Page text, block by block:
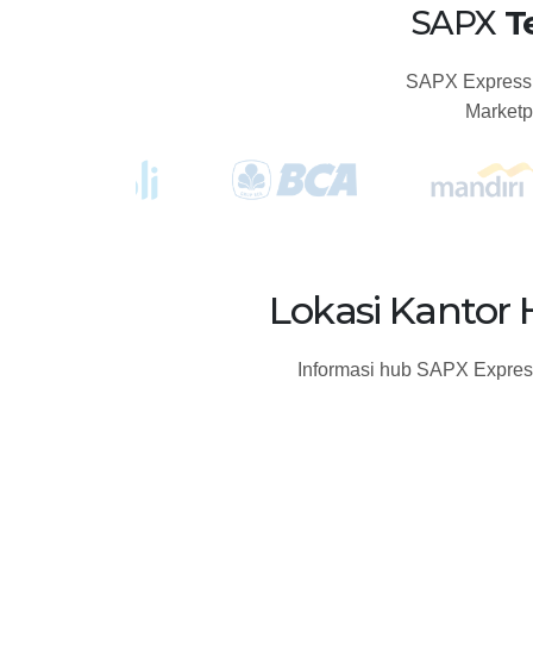
SAPX
SAPX
Lokasi Kantor
Informasi hub SAPX